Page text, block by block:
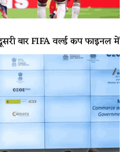
बार FIFA वर्ल्ड कप फाइनल में